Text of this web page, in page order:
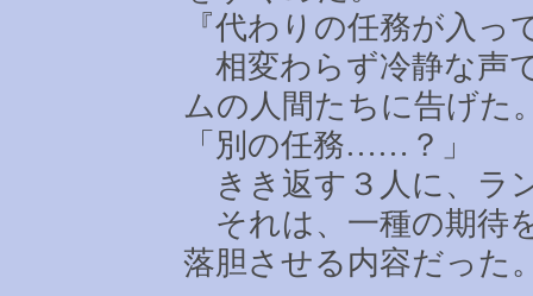
『代わりの任務が入っ
相変わらず冷静な声
ムの人間たちに告げた
「別の任務…… ？」
きき返す３人に、ラ
それは、一種の期待
落胆させる内容だった